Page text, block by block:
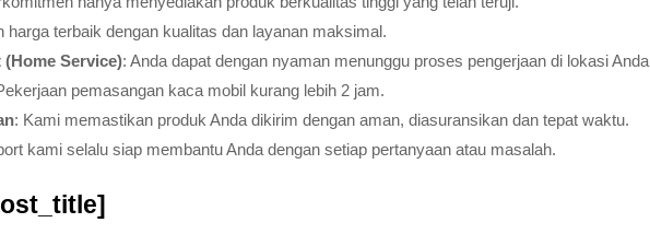
harga terbaik dengan kualitas dan layanan maksimal.
(Home Service): Anda dapat dengan nyaman menunggu proses pengerjaan di lokasi
pemasangan kaca mobil kurang lebih 2 jam.
: Kami memastikan produk Anda dikirim dengan aman, diasuransikan dan tepat waktu.
kami selalu siap membantu Anda dengan setiap pertanyaan atau masalah.